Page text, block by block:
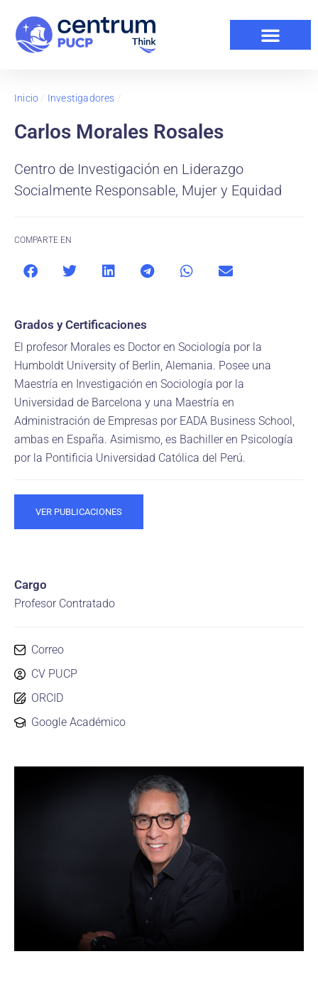
Inicio / Investigadores /
Carlos Morales Rosales
Centro de Investigación en Liderazgo
Socialmente Responsable, Mujer y Equidad
COMPARTE EN
Grados y Certificaciones
El profesor Morales es Doctor en Sociología por la
Humboldt University of Berlin, Alemania. Posee una
Maestría en Investigación en Sociología por la
Universidad de Barcelona y una Maestría en
Administración de Empresas por EADA Business School,
ambas en España. Asimismo, es Bachiller en Psicología
por la Pontificia Universidad Católica del Perú.
VER PUBLICACIONES
Cargo
Profesor Contratado
Correo
CV PUCP
ORCID
Google Académico